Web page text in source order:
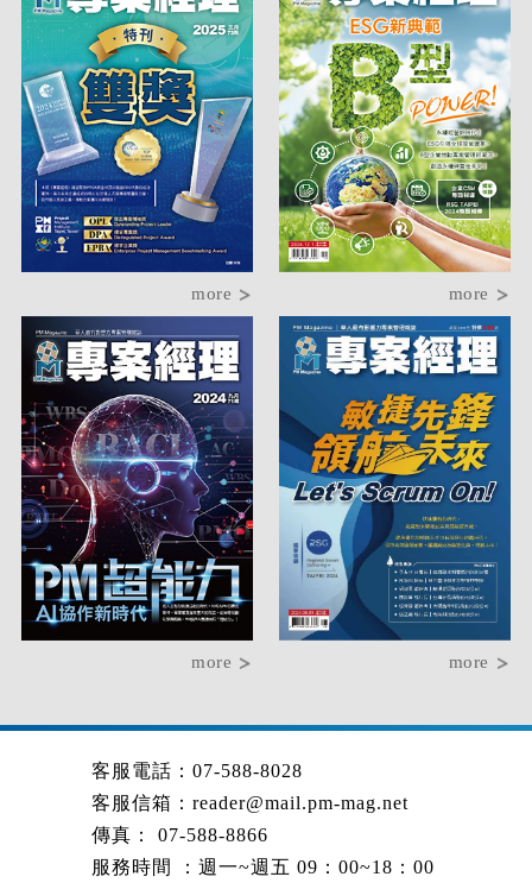
more more
more more
客服電話：07-588-8028
客服信箱：reader@mail.pm-mag.net
傳真： 07-588-8866
服務時間 ：週一~週五 09：00~18：00